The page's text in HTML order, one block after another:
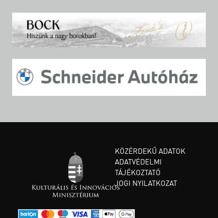
KÖZÉRDEKŰ ADATOK
ADATVÉDELMI
TÁJÉKOZTATÓ
JOGI NYILATKOZAT